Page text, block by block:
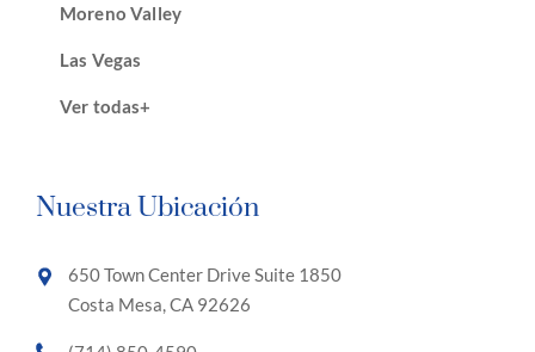
Moreno Valley
Las Vegas
Ver todas+
Nuestra Ubicación
650 Town Center Drive Suite 1850
Costa Mesa, CA 92626